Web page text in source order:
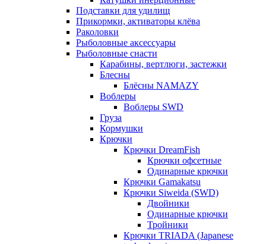
Подставки для удилищ
Прикормки, активаторы клёва
Раколовки
Рыболовные аксессуары
Рыболовные снасти
Карабины, вертлюги, застежки
Блесны
Блёсны NAMAZY
Воблеры
Воблеры SWD
Груза
Кормушки
Крючки
Крючки DreamFish
Крючки офсетные
Одинарные крючки
Крючки Gamakatsu
Крючки Siweida (SWD)
Двойники
Одинарные крючки
Тройники
Крючки TRIADA (Japanese